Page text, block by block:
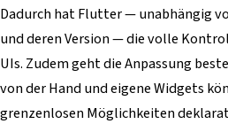
Dadurch hat Flutter — unabhängig
und deren Version — die volle
UIs. Zudem geht die Anpassung
von der Hand und eigene Widgets
grenzenlosen Möglichkeiten